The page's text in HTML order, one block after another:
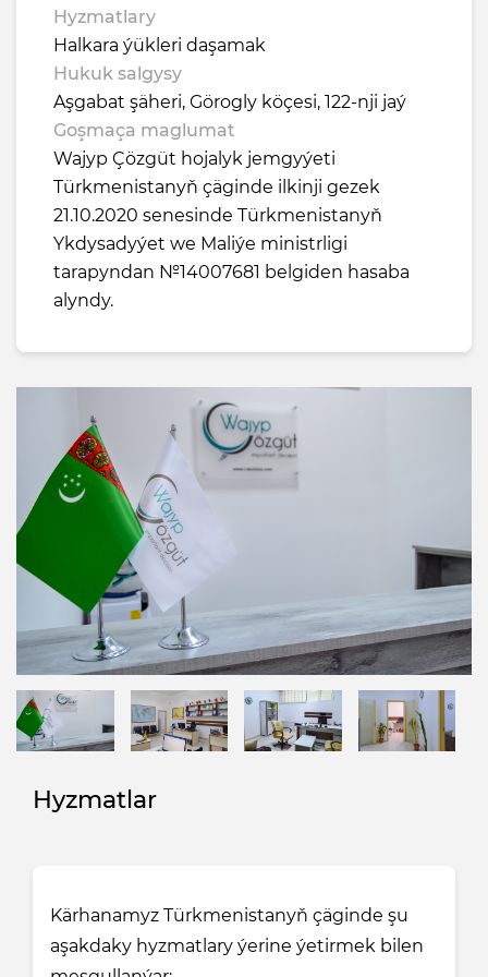
Hyzmatlary
Halkara ýükleri daşamak
Hukuk salgysy
Aşgabat şäheri, Görogly köçesi, 122-nji jaý
Goşmaça maglumat
Wajyp Çözgüt hojalyk jemgyýeti
Türkmenistanyň çäginde ilkinji gezek
21.10.2020 senesinde Türkmenistanyň
Ykdysadyýet we Maliýe ministrligi
tarapyndan №14007681 belgiden hasaba
alyndy.
Hyzmatlar
Kärhanamyz Türkmenistanyň çäginde şu
aşakdaky hyzmatlary ýerine ýetirmek bilen